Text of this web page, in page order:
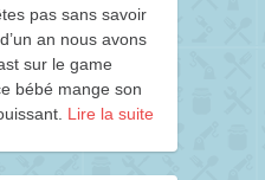
pas sans savoir
an nous avons
sur le game
bébé mange son
Lire la suite